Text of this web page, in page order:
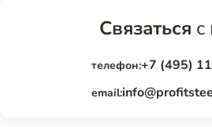
Связаться с
телефон:+7 (495)
email: